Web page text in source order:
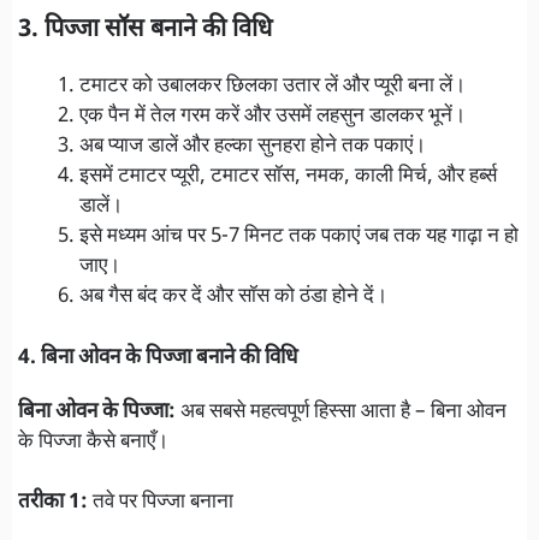
3. पिज्जा सॉस बनाने की विधि
टमाटर को उबालकर छिलका उतार लें और प्यूरी बना लें।
एक पैन में तेल गरम करें और उसमें लहसुन डालकर भूनें।
अब प्याज डालें और हल्का सुनहरा होने तक पकाएं।
इसमें टमाटर प्यूरी, टमाटर सॉस, नमक, काली मिर्च, और हर्ब्स
डालें।
इसे मध्यम आंच पर 5-7 मिनट तक पकाएं जब तक यह गाढ़ा न हो
जाए।
अब गैस बंद कर दें और सॉस को ठंडा होने दें।
4. बिना ओवन के पिज्जा बनाने की विधि
बिना ओवन के पिज्जा: अब सबसे महत्वपूर्ण हिस्सा आता है – बिना ओवन
के पिज्जा कैसे बनाएँ।
तरीका 1:तवे पर पिज्जा बनाना